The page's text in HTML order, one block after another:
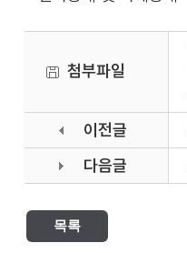
첨부파일
이전글
다음글
목록